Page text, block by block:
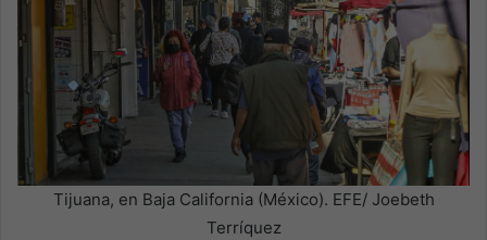
Tijuana, en Baja California (México). EFE/ Joebeth
Terríquez